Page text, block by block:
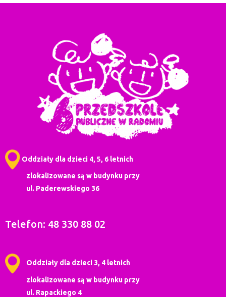
Oddziały dla dzieci 4, 5, 6 letnich
zlokalizowane są w budynku przy
ul. Paderewskiego 36
Telefon: 48 330 88 02
Oddziały dla dzieci 3, 4 letnich
zlokalizowane są w budynku przy
ul. Rapackiego 4